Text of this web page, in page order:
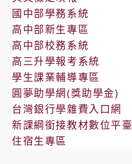
國中部學務系統
高中部新生專區
高中部校務系統
高三升學報考系統
學生課業輔導專區
圓夢助學網(獎助學金)
台灣銀行學雜費入口網
新課綱銜接教材數位平臺
住宿生專區